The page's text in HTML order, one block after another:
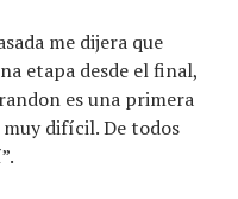
me dijera que
etapa desde el final,
es una primera
difícil. De todos